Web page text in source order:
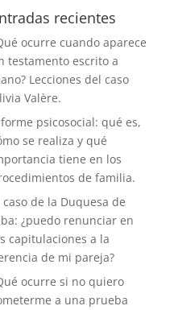
recientes
ocurre cuando aparece
testamento escrito a
Lecciones del caso
Valère.
psicosocial: qué es,
se realiza y qué
tiene en los
de familia.
caso de la Duquesa de
¿puedo renunciar en
capitulaciones a la
de mi pareja?
ocurre si no quiero
a una prueba